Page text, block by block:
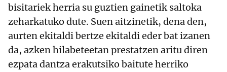
bisitariek herria su guztien gainetik saltoka
zeharkatuko dute. Suen aitzinetik, dena den,
aurten ekitaldi bertze ekitaldi eder bat izanen
da, azken hilabeteetan prestatzen aritu diren
ezpata dantza erakutsiko baitute herriko